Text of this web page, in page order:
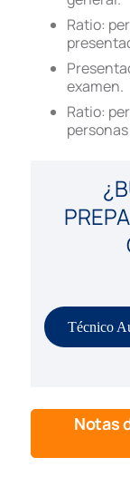
Ratio:
examen.
Ratio:
Técnico
Notas